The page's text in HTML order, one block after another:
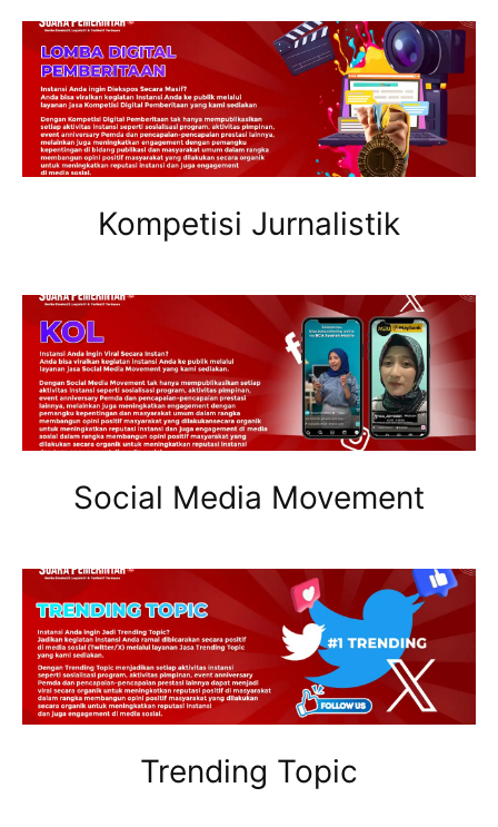
Kompetisi Jurnalistik
Social Media Movement
Trending Topic